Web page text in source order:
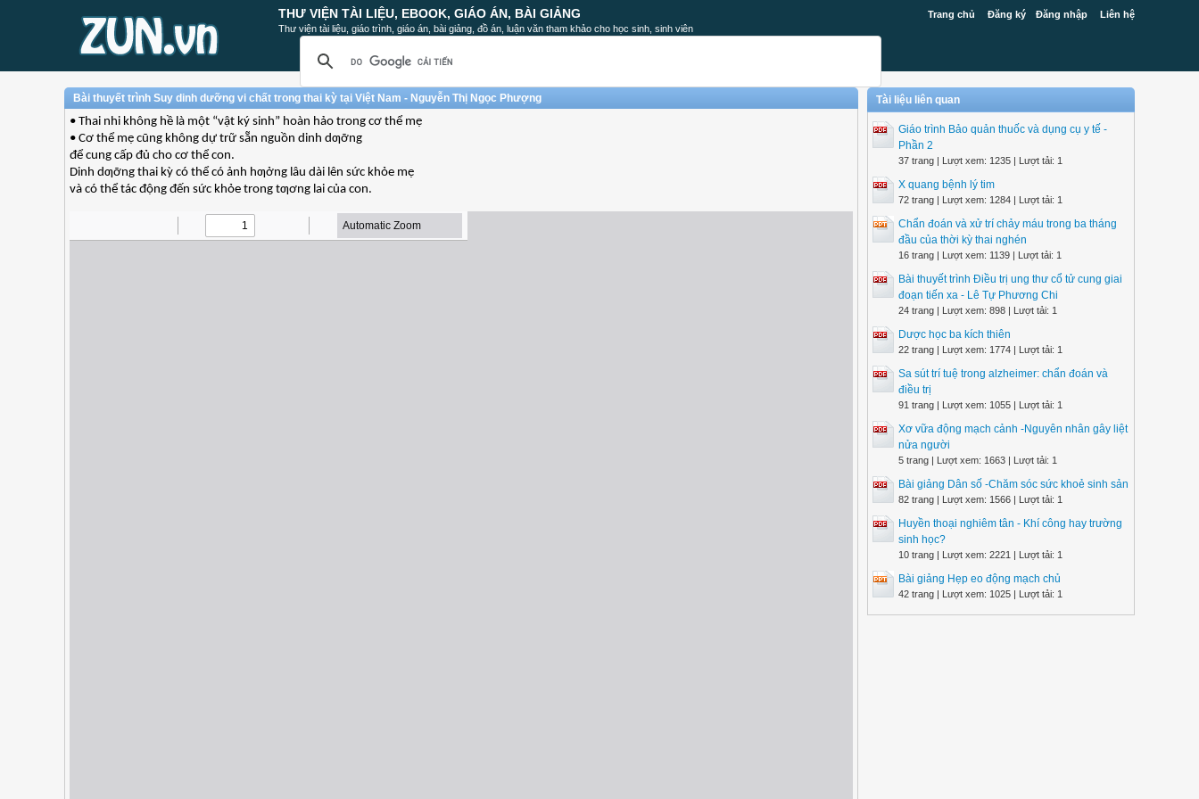
Trang chủ Đăng ký Đăng nhập Liên hệ
THƯ VIỆN TÀI LIỆU, EBOOK, GIÁO ÁN, BÀI GIẢNG
Thư viện tài liệu, giáo trình, giáo án, bài giảng, đồ án, luận văn tham khảo cho học sinh, sinh viên
Bài thuyết trình Suy dinh dưỡng vi chất trong thai kỳ tại Việt Nam - Nguyễn Thị Ngọc Phượng
• Thai nhi không hề là một “vật ký sinh” hoàn hảo trong cơ thể mẹ
• Cơ thể mẹ cũng không dự trữ sẵn nguồn dinh dƣỡng
để cung cấp đủ cho cơ thể con.
Dinh dƣỡng thai kỳ có thể có ảnh hƣởng lâu dài lên sức khỏe mẹ
và có thể tác động đến sức khỏe trong tƣơng lai của con.
Tài liệu liên quan
Giáo trình Bảo quản thuốc và dụng cụ y tế -
Phần 2
37 trang | Lượt xem: 1235 | Lượt tải: 1
X quang bệnh lý tim
72 trang | Lượt xem: 1284 | Lượt tải: 1
Chẩn đoán và xử trí chảy máu trong ba tháng
đầu của thời kỳ thai nghén
16 trang | Lượt xem: 1139 | Lượt tải: 1
Bài thuyết trình Điều trị ung thư cổ tử cung giai
đoạn tiến xa - Lê Tự Phương Chi
24 trang | Lượt xem: 898 | Lượt tải: 1
Dược học ba kích thiên
22 trang | Lượt xem: 1774 | Lượt tải: 1
Sa sút trí tuệ trong alzheimer: chẩn đoán và
điều trị
91 trang | Lượt xem: 1055 | Lượt tải: 1
Xơ vữa động mạch cảnh -Nguyên nhân gây liệt
nửa người
5 trang | Lượt xem: 1663 | Lượt tải: 1
Bài giảng Dân số -Chăm sóc sức khoẻ sinh sản
82 trang | Lượt xem: 1566 | Lượt tải: 1
Huyền thoại nghiêm tân - Khí công hay trường
sinh học?
10 trang | Lượt xem: 2221 | Lượt tải: 1
Bài giảng Hẹp eo động mạch chủ
42 trang | Lượt xem: 1025 | Lượt tải: 1